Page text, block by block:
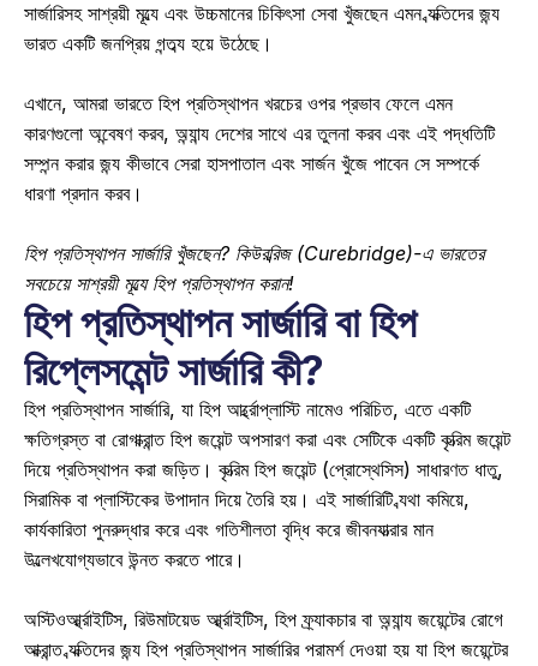
সার্জারিসহ সাশ্রয়ী মূল্যে এবং উচ্চমানের চিকিৎসা সেবা খুঁজছেন এমন ব্যক্তিদের জন্য
ভারত একটি জনপ্রিয় গন্তব্য হয়ে উঠেছে।
এখানে, আমরা ভারতে হিপ প্রতিস্থাপন খরচের ওপর প্রভাব ফেলে এমন
কারণগুলো অন্বেষণ করব, অন্যান্য দেশের সাথে এর তুলনা করব এবং এই পদ্ধতিটি
সম্পন্ন করার জন্য কীভাবে সেরা হাসপাতাল এবং সার্জন খুঁজে পাবেন সে সম্পর্কে
ধারণা প্রদান করব।
হিপ প্রতিস্থাপন সার্জারি খুঁজছেন? কিউরব্রিজ (Curebridge)-এ ভারতের
সবচেয়ে সাশ্রয়ী মূল্যে হিপ প্রতিস্থাপন করান!
হিপ প্রতিস্থাপন সার্জারি বা হিপ
রিপ্লেসমেন্ট সার্জারি কী?
হিপ প্রতিস্থাপন সার্জারি, যা হিপ আর্থ্রোপ্লাস্টি নামেও পরিচিত, এতে একটি
ক্ষতিগ্রস্ত বা রোগাক্রান্ত হিপ জয়েন্ট অপসারণ করা এবং সেটিকে একটি কৃত্রিম জয়েন্ট
দিয়ে প্রতিস্থাপন করা জড়িত। কৃত্রিম হিপ জয়েন্ট (প্রোস্থেসিস) সাধারণত ধাতু,
সিরামিক বা প্লাস্টিকের উপাদান দিয়ে তৈরি হয়। এই সার্জারিটি ব্যথা কমিয়ে,
কার্যকারিতা পুনরুদ্ধার করে এবং গতিশীলতা বৃদ্ধি করে জীবনযাত্রার মান
উল্লেখযোগ্যভাবে উন্নত করতে পারে।
অস্টিওআর্থ্রাইটিস, রিউমাটয়েড আর্থ্রাইটিস, হিপ ফ্র্যাকচার বা অন্যান্য জয়েন্টের রোগে
আক্রান্ত ব্যক্তিদের জন্য হিপ প্রতিস্থাপন সার্জারির পরামর্শ দেওয়া হয় যা হিপ জয়েন্টের